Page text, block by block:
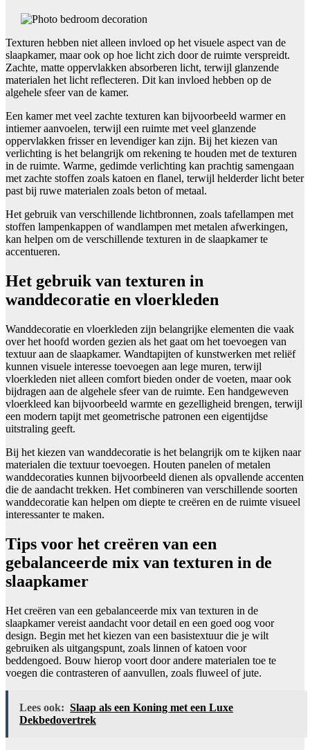
Texturen hebben niet alleen invloed op het visuele aspect van de
slaapkamer, maar ook op hoe licht zich door de ruimte verspreidt.
Zachte, matte oppervlakken absorberen licht, terwijl glanzende
materialen het licht reflecteren. Dit kan invloed hebben op de
algehele sfeer van de kamer.
Een kamer met veel zachte texturen kan bijvoorbeeld warmer en
intiemer aanvoelen, terwijl een ruimte met veel glanzende
oppervlakken frisser en levendiger kan zijn. Bij het kiezen van
verlichting is het belangrijk om rekening te houden met de texturen
in de ruimte. Warme, gedimde verlichting kan prachtig samengaan
met zachte stoffen zoals katoen en flanel, terwijl helderder licht beter
past bij ruwe materialen zoals beton of metaal.
Het gebruik van verschillende lichtbronnen, zoals tafellampen met
stoffen lampenkappen of wandlampen met metalen afwerkingen,
kan helpen om de verschillende texturen in de slaapkamer te
accentueren.
Het gebruik van texturen in
wanddecoratie en vloerkleden
Wanddecoratie en vloerkleden zijn belangrijke elementen die vaak
over het hoofd worden gezien als het gaat om het toevoegen van
textuur aan de slaapkamer. Wandtapijten of kunstwerken met reliëf
kunnen visuele interesse toevoegen aan lege muren, terwijl
vloerkleden niet alleen comfort bieden onder de voeten, maar ook
bijdragen aan de algehele sfeer van de ruimte. Een handgeweven
vloerkleed kan bijvoorbeeld warmte en gezelligheid brengen, terwijl
een modern tapijt met geometrische patronen een eigentijdse
uitstraling geeft.
Bij het kiezen van wanddecoratie is het belangrijk om te kijken naar
materialen die textuur toevoegen. Houten panelen of metalen
wanddecoraties kunnen bijvoorbeeld dienen als opvallende accenten
die de aandacht trekken. Het combineren van verschillende soorten
wanddecoratie kan helpen om diepte te creëren en de ruimte visueel
interessanter te maken.
Tips voor het creëren van een
gebalanceerde mix van texturen in de
slaapkamer
Het creëren van een gebalanceerde mix van texturen in de
slaapkamer vereist aandacht voor detail en een goed oog voor
design. Begin met het kiezen van een basistextuur die je wilt
gebruiken als uitgangspunt, zoals linnen of katoen voor
beddengoed. Bouw hierop voort door andere materialen toe te
voegen die contrasteren of aanvullen, zoals fluweel of jute.
Lees ook: Slaap als een Koning met een Luxe
Dekbedovertrek